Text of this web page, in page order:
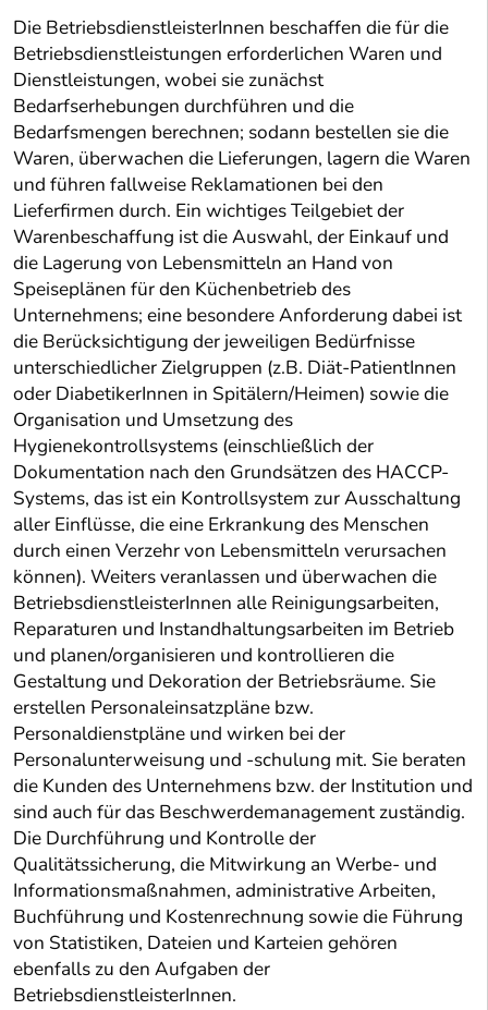
Die BetriebsdienstleisterInnen beschaffen die für die
Betriebsdienstleistungen erforderlichen Waren und
Dienstleistungen, wobei sie zunächst
Bedarfserhebungen durchführen und die
Bedarfsmengen berechnen; sodann bestellen sie die
Waren, überwachen die Lieferungen, lagern die Waren
und führen fallweise Reklamationen bei den
Lieferfirmen durch. Ein wichtiges Teilgebiet der
Warenbeschaffung ist die Auswahl, der Einkauf und
die Lagerung von Lebensmitteln an Hand von
Speiseplänen für den Küchenbetrieb des
Unternehmens; eine besondere Anforderung dabei ist
die Berücksichtigung der jeweiligen Bedürfnisse
unterschiedlicher Zielgruppen (z.B. Diät-PatientInnen
oder DiabetikerInnen in Spitälern/Heimen) sowie die
Organisation und Umsetzung des
Hygienekontrollsystems (einschließlich der
Dokumentation nach den Grundsätzen des HACCP-
Systems, das ist ein Kontrollsystem zur Ausschaltung
aller Einflüsse, die eine Erkrankung des Menschen
durch einen Verzehr von Lebensmitteln verursachen
können). Weiters veranlassen und überwachen die
BetriebsdienstleisterInnen alle Reinigungsarbeiten,
Reparaturen und Instandhaltungsarbeiten im Betrieb
und planen/organisieren und kontrollieren die
Gestaltung und Dekoration der Betriebsräume. Sie
erstellen Personaleinsatzpläne bzw.
Personaldienstpläne und wirken bei der
Personalunterweisung und -schulung mit. Sie beraten
die Kunden des Unternehmens bzw. der Institution und
sind auch für das Beschwerdemanagement zuständig.
Die Durchführung und Kontrolle der
Qualitätssicherung, die Mitwirkung an Werbe- und
Informationsmaßnahmen, administrative Arbeiten,
Buchführung und Kostenrechnung sowie die Führung
von Statistiken, Dateien und Karteien gehören
ebenfalls zu den Aufgaben der
BetriebsdienstleisterInnen.